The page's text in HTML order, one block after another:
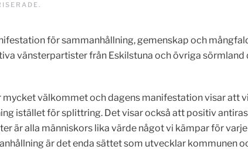
.
för sammanhållning, gemenskap och
vänsterpartister från Eskilstuna och övriga
mycket välkommet och dagens manifestation visar att
istället för splittring. Det visar också att positiv
är alla människors lika värde något vi kämpar för
är det enda sättet som utvecklar kommunen